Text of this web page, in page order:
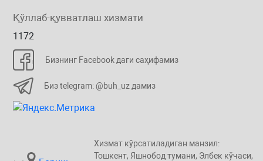
Қўллаб-қувватлаш хизмати
1172
Бизнинг Facebook даги саҳифамиз
Биз telegram: @buh_uz дамиз
Хизмат кўрсатиладиган манзил:
Тошкент, Яшнобод тумани, Элбeк кўчаси,